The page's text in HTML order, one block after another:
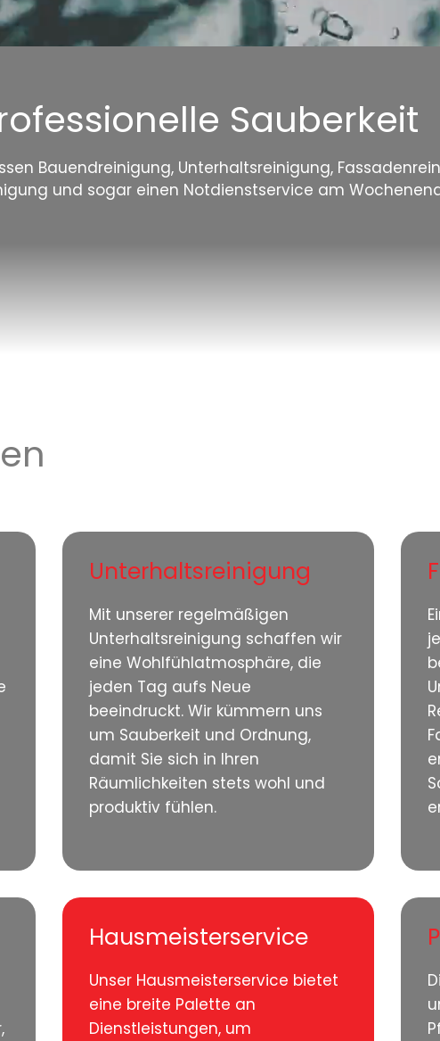
Sauberkeit
Bauendreinigung, Unterhaltsreinigung,
und sogar einen Notdienstservice am
Unterhaltsreinigung
Mit unserer regelmäßigen
Unterhaltsreinigung schaffen wir
eine Wohlfühlatmosphäre, die
jeden Tag aufs Neue
beeindruckt. Wir kümmern uns
um Sauberkeit und Ordnung,
damit Sie sich in Ihren
Räumlichkeiten stets wohl und
produktiv fühlen.
Hausmeisterservice
Unser Hausmeisterservice bietet
eine breite Palette an
Dienstleistungen, um